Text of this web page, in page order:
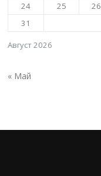
Август 2026
24
25 26
31
« Май